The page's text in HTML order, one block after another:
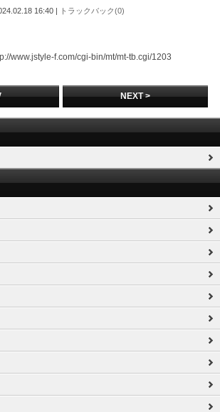
16:40 | トラックバック(0)
www.jstyle-f.com/cgi-bin/mt/mt-tb.cgi/1203
NEXT >